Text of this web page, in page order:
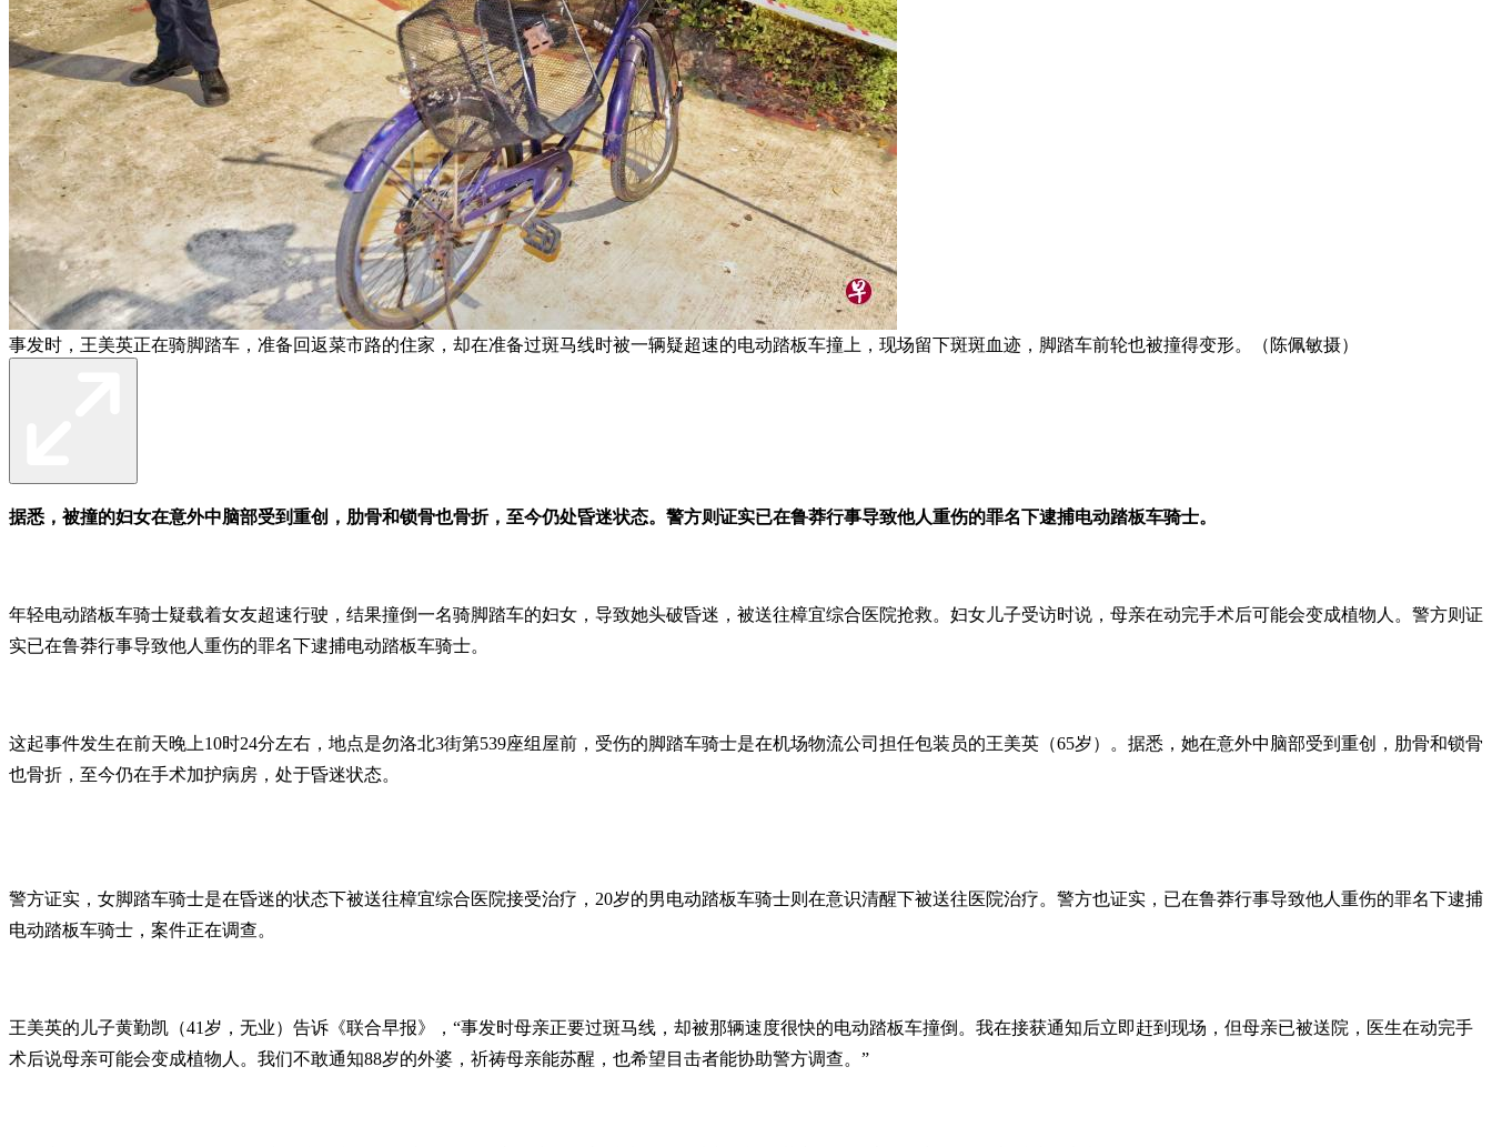
事发时，王美英正在骑脚踏车，准备回返菜市路的住家，却在准备过斑马线时被一辆疑超速的电动踏板车撞上，现场留下斑斑血迹，脚踏车前轮也被撞得变形。（陈佩敏摄）
据悉，被撞的妇女在意外中脑部受到重创，肋骨和锁骨也骨折，至今仍处昏迷状态。警方则证实已在鲁莽行事导致他人重伤的罪名下逮捕电动踏板车骑士。
年轻电动踏板车骑士疑载着女友超速行驶，结果撞倒一名骑脚踏车的妇女，导致她头破昏迷，被送往樟宜综合医院抢救。妇女儿子受访时说，母亲在动完手术后可能会变成植物人。警方则证
实已在鲁莽行事导致他人重伤的罪名下逮捕电动踏板车骑士。
这起事件发生在前天晚上10时24分左右，地点是勿洛北3街第539座组屋前，受伤的脚踏车骑士是在机场物流公司担任包装员的王美英（65岁）。据悉，她在意外中脑部受到重创，肋骨和锁骨
也骨折，至今仍在手术加护病房，处于昏迷状态。
警方证实，女脚踏车骑士是在昏迷的状态下被送往樟宜综合医院接受治疗，20岁的男电动踏板车骑士则在意识清醒下被送往医院治疗。警方也证实，已在鲁莽行事导致他人重伤的罪名下逮捕
电动踏板车骑士，案件正在调查。
王美英的儿子黄勤凯（41岁，无业）告诉《联合早报》，“事发时母亲正要过斑马线，却被那辆速度很快的电动踏板车撞倒。我在接获通知后立即赶到现场，但母亲已被送院，医生在动完手
术后说母亲可能会变成植物人。我们不敢通知88岁的外婆，祈祷母亲能苏醒，也希望目击者能协助警方调查。”